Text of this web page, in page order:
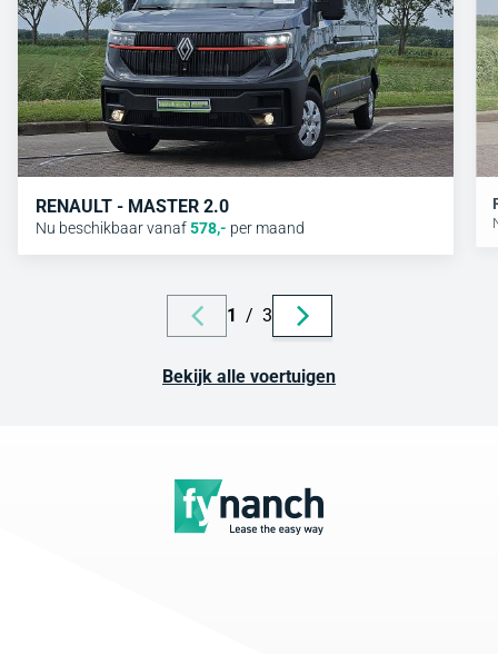
RENAULT - MASTER 2.0
Nu beschikbaar vanaf578,- per maand
1 / 3
Bekijk alle voertuigen